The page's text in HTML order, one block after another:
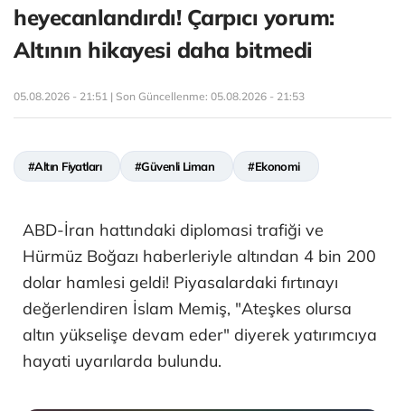
heyecanlandırdı! Çarpıcı yorum:
Altının hikayesi daha bitmedi
05.08.2026 - 21:51 | Son Güncellenme: 05.08.2026 - 21:53
#Altın Fiyatları #Güvenli Liman #Ekonomi
ABD-İran hattındaki diplomasi trafiği ve
Hürmüz Boğazı haberleriyle altından 4 bin 200
dolar hamlesi geldi! Piyasalardaki fırtınayı
değerlendiren İslam Memiş, "Ateşkes olursa
altın yükselişe devam eder" diyerek yatırımcıya
hayati uyarılarda bulundu.